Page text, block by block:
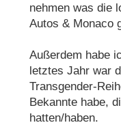
nehmen was die
Autos & Monaco
Außerdem habe
letztes Jahr war
Transgender-
Bekannte habe,
hatten/haben.